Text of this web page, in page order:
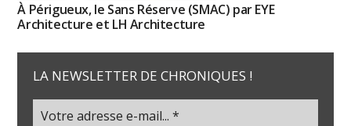
À Périgueux, le Sans Réserve (SMAC) par EYE
Architecture et LH Architecture
LA NEWSLETTER DE CHRONIQUES !